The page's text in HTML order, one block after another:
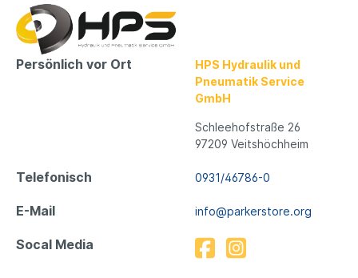
Persönlich vor Ort
Telefonisch
E-Mail
Socal Media
HPS Hydraulik und
Pneumatik Service
GmbH
Schleehofstraße 26
97209 Veitshöchheim
0931/46786-0
info@parkerstore.org